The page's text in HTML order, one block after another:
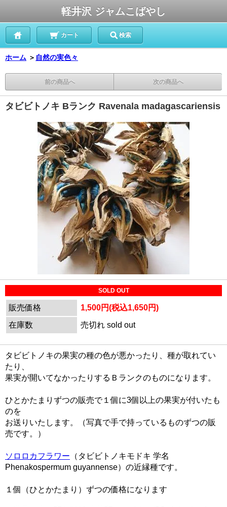
軽井沢 ジャムこばやし
カート 検索
ホーム ＞ 自然の実色々
前の商品へ 次の商品へ
タビビトノキ Bランク Ravenala madagascariensis
SOLD OUT
販売価格
1,500円(税込1,650円)
在庫数
売切れ sold out
タビビトノキの果実の種の色が悪かったり、種が取れてい
たり、
果実が開いてなかったりするＢランクのものになります。
ひとかたまりずつの販売で１個に3個以上の果実が付いたも
のを
お送りいたします。（写真で手で持っているものずつの販
売です。）
ソロロカフラワー （タビビトノキモドキ 学名
Phenakospermum guyannense）の近縁種です。
１個（ひとかたまり）ずつの価格になります